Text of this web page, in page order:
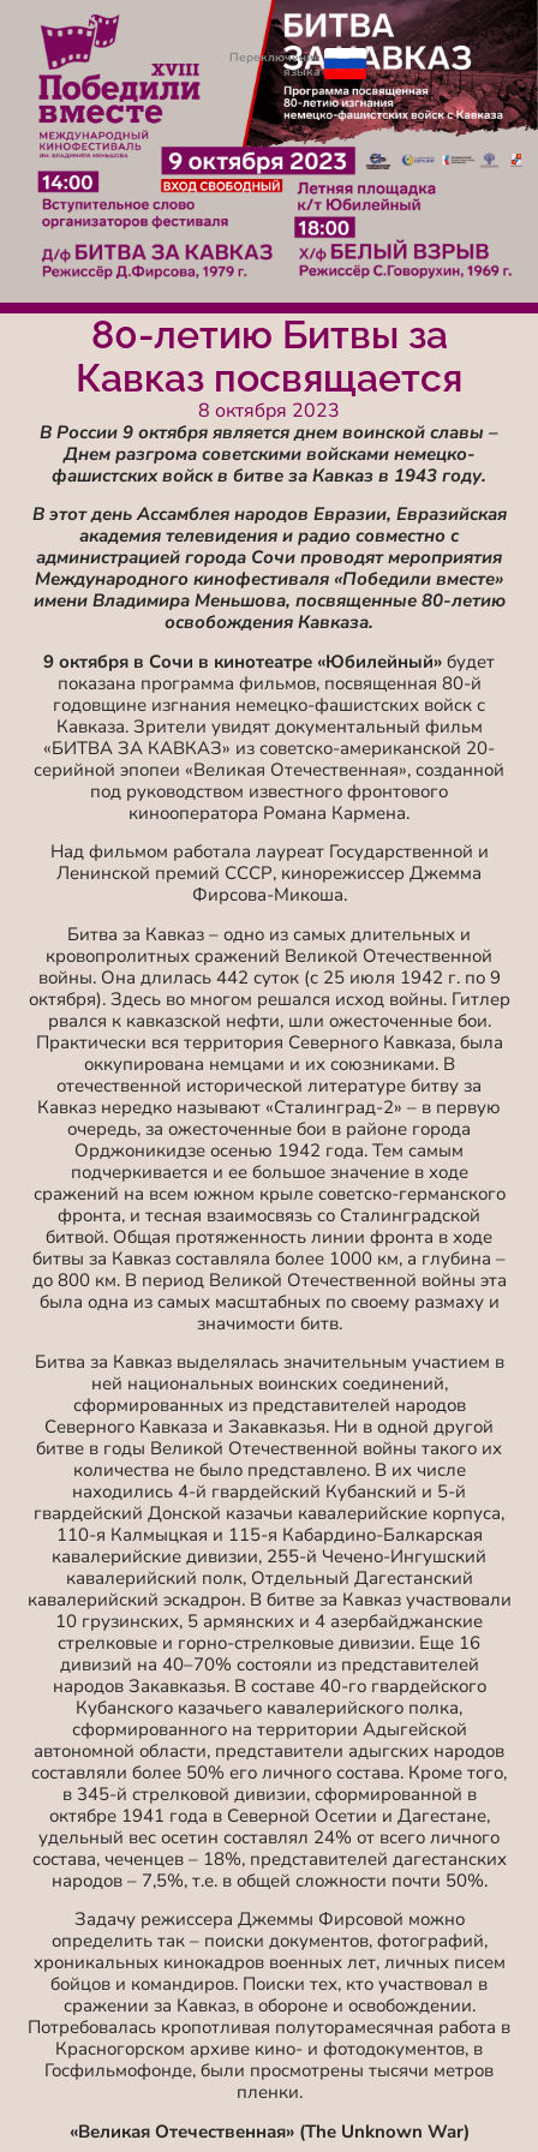
80-летию Битвы за
Кавказ посвящается
8 октября 2023
В России 9 октября является днем воинской славы –
Днем разгрома советскими войсками немецко-
фашистских войск в битве за Кавказ в 1943 году.
В этот день Ассамблея народов Евразии, Евразийская
академия телевидения и радио совместно с
администрацией города Сочи проводят мероприятия
Международного кинофестиваля «Победили вместе»
имени Владимира Меньшова, посвященные 80-летию
освобождения Кавказа.
9 октября в Сочи в кинотеатре «Юбилейный» будет
показана программа фильмов, посвященная 80-й
годовщине изгнания немецко-фашистских войск с
Кавказа. Зрители увидят документальный фильм
«БИТВА ЗА КАВКАЗ» из советско-американской 20-
серийной эпопеи «Великая Отечественная», созданной
под руководством известного фронтового
кинооператора Романа Кармена.
Над фильмом работала лауреат Государственной и
Ленинской премий СССР, кинорежиссер Джемма
Фирсова-Микоша.
Битва за Кавказ – одно из самых длительных и
кровопролитных сражений Великой Отечественной
войны. Она длилась 442 суток (с 25 июля 1942 г. по 9
октября). Здесь во многом решался исход войны. Гитлер
рвался к кавказской нефти, шли ожесточенные бои.
Практически вся территория Северного Кавказа, была
оккупирована немцами и их союзниками. В
отечественной исторической литературе битву за
Кавказ нередко называют «Сталинград-2» – в первую
очередь, за ожесточенные бои в районе города
Орджоникидзе осенью 1942 года. Тем самым
подчеркивается и ее большое значение в ходе
сражений на всем южном крыле советско-германского
фронта, и тесная взаимосвязь со Сталинградской
битвой. Общая протяженность линии фронта в ходе
битвы за Кавказ составляла более 1000 км, а глубина –
до 800 км. В период Великой Отечественной войны эта
была одна из самых масштабных по своему размаху и
значимости битв.
Битва за Кавказ выделялась значительным участием в
ней национальных воинских соединений,
сформированных из представителей народов
Северного Кавказа и Закавказья. Ни в одной другой
битве в годы Великой Отечественной войны такого их
количества не было представлено. В их числе
находились 4-й гвардейский Кубанский и 5-й
гвардейский Донской казачьи кавалерийские корпуса,
110-я Калмыцкая и 115-я Кабардино-Балкарская
кавалерийские дивизии, 255-й Чечено-Ингушский
кавалерийский полк, Отдельный Дагестанский
кавалерийский эскадрон. В битве за Кавказ участвовали
10 грузинских, 5 армянских и 4 азербайджанские
стрелковые и горно-стрелковые дивизии. Еще 16
дивизий на 40–70% состояли из представителей
народов Закавказья. В составе 40-го гвардейского
Кубанского казачьего кавалерийского полка,
сформированного на территории Адыгейской
автономной области, представители адыгских народов
составляли более 50% его личного состава. Кроме того,
в 345-й стрелковой дивизии, сформированной в
октябре 1941 года в Северной Осетии и Дагестане,
удельный вес осетин составлял 24% от всего личного
состава, чеченцев – 18%, представителей дагестанских
народов – 7,5%, т.е. в общей сложности почти 50%.
Задачу режиссера Джеммы Фирсовой можно
определить так – поиски документов, фотографий,
хроникальных кинокадров военных лет, личных писем
бойцов и командиров. Поиски тех, кто участвовал в
сражении за Кавказ, в обороне и освобождении.
Потребовалась кропотливая полуторамесячная работа в
Красногорском архиве кино- и фотодокументов, в
Госфильмофонде, были просмотрены тысячи метров
пленки.
«Великая Отечественная» (The Unknown War)
Переключение
языка